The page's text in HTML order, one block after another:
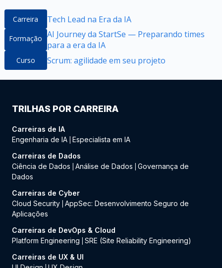
Carreira Tech Lead na Era da IA
Formação AI Journey da StartSe — Preparando times
para a era da IA
Curso Scrum: agilidade em seu projeto
TRILHAS POR CARREIRA
Carreiras de IA
Engenharia de IA Especialista em IA
Carreiras de Dados
Ciência de Dados
Análise de Dados
Governança de
Dados
Carreiras de Cyber
Cloud Security AppSec: Desenvolvimento Seguro de
Aplicações
Carreiras de DevOps & Cloud
Platform Engineering
SRE (Site Reliability Engineering)
Carreiras de UX & UI